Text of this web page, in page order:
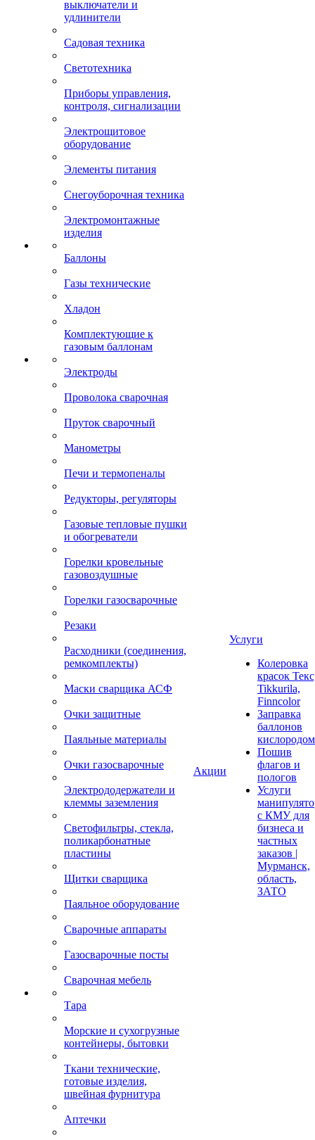
выключатели и
удлинители
Садовая техника
Светотехника
Приборы управления,
контроля, сигнализации
Электрощитовое
оборудование
Элементы питания
Снегоуборочная техника
Электромонтажные
изделия
Баллоны
Газы технические
Хладон
Комплектующие к
газовым баллонам
Электроды
Проволока сварочная
Пруток сварочный
Манометры
Печи и термопеналы
Редукторы, регуляторы
Газовые тепловые пушки
и обогреватели
Горелки кровельные
газовоздушные
Горелки газосварочные
Резаки
Расходники (соединения,
ремкомплекты)
Маски сварщика АСФ
Очки защитные
Паяльные материалы
Очки газосварочные
Электрододержатели и
клеммы заземления
Светофильтры, стекла,
поликарбонатные
пластины
Щитки сварщика
Паяльное оборудование
Сварочные аппараты
Газосварочные посты
Сварочная мебель
Тара
Морские и сухогрузные
контейнеры, бытовки
Ткани технические,
готовые изделия,
швейная фурнитура
Аптечки
Акции
Услуги
Колеровка
красок
Tikkurila,
Finncolor
Заправка
баллонов
кислородом
Пошив
флагов и
пологов
Услуги
с КМУ для
бизнеса и
частных
заказов |
Мурманск,
область,
ЗАТО